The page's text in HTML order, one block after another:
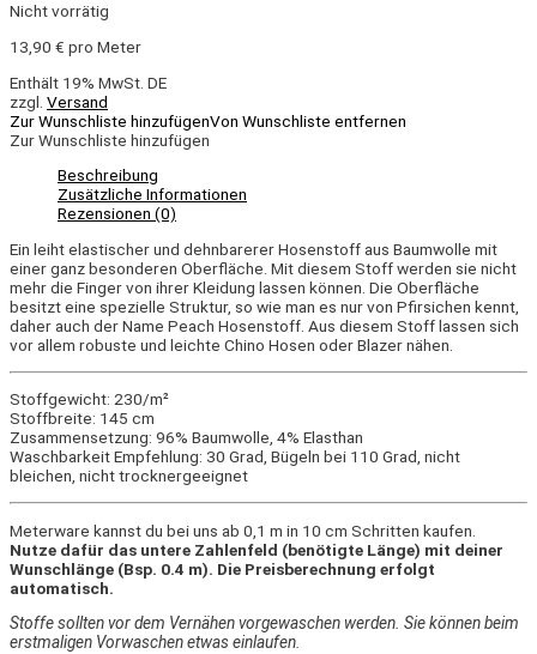
Nicht vorrätig
13,90 € pro Meter
Enthält 19% MwSt. DE
zzgl. Versand
Zur Wunschliste hinzufügenVon Wunschliste entfernen
Zur Wunschliste hinzufügen
Beschreibung
Zusätzliche Informationen
Rezensionen (0)
Ein leiht elastischer und dehnbarerer Hosenstoff aus Baumwolle mit
einer ganz besonderen Oberfläche. Mit diesem Stoff werden sie nicht
mehr die Finger von ihrer Kleidung lassen können. Die Oberfläche
besitzt eine spezielle Struktur, so wie man es nur von Pfirsichen kennt,
daher auch der Name Peach Hosenstoff. Aus diesem Stoff lassen sich
vor allem robuste und leichte Chino Hosen oder Blazer nähen.
Stoffgewicht: 230/m²
Stoffbreite: 145 cm
Zusammensetzung: 96% Baumwolle, 4% Elasthan
Waschbarkeit Empfehlung: 30 Grad, Bügeln bei 110 Grad, nicht
bleichen, nicht trocknergeeignet
Meterware kannst du bei uns ab 0,1 m in 10 cm Schritten kaufen.
Nutze dafür das untere Zahlenfeld (benötigte Länge) mit deiner
Wunschlänge (Bsp. 0.4 m). Die Preisberechnung erfolgt
automatisch.
Stoffe sollten vor dem Vernähen vorgewaschen werden. Sie können beim
erstmaligen Vorwaschen etwas einlaufen.